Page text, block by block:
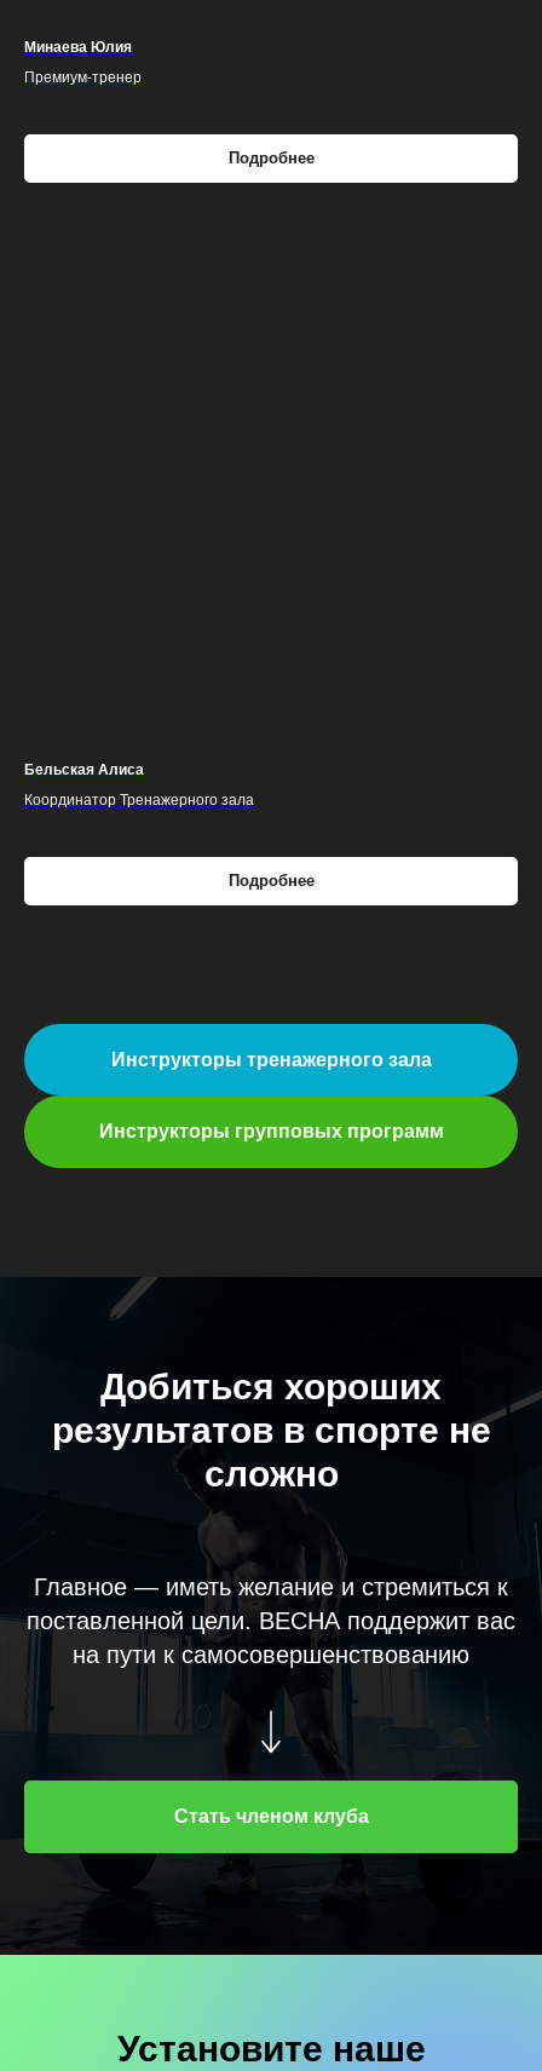
Минаева Юлия
Премиум-тренер
Подробнее
Бельская Алиса
Координатор Тренажерного зала
Подробнее
Инструкторы тренажерного зала
Инструкторы групповых программ
Добиться хороших
результатов в спорте не
сложно
Главное — иметь желание и стремиться к
поставленной цели. ВЕСНА поддержит вас
на пути к самосовершенствованию
Стать членом клуба
Установите наше